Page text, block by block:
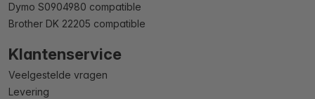
Dymo S0904980 compatible
Brother DK 22205 compatible
Klantenservice
Veelgestelde vragen
Levering